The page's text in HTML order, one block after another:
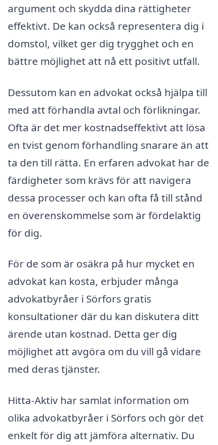
argument och skydda dina rättigheter
effektivt. De kan också representera dig i
domstol, vilket ger dig trygghet och en
bättre möjlighet att nå ett positivt utfall.
Dessutom kan en advokat också hjälpa till
med att förhandla avtal och förlikningar.
Ofta är det mer kostnadseffektivt att lösa
en tvist genom förhandling snarare än att
ta den till rätta. En erfaren advokat har de
färdigheter som krävs för att navigera
dessa processer och kan ofta få till stånd
en överenskommelse som är fördelaktig
för dig.
För de som är osäkra på hur mycket en
advokat kan kosta, erbjuder många
advokatbyråer i Sörfors gratis
konsultationer där du kan diskutera ditt
ärende utan kostnad. Detta ger dig
möjlighet att avgöra om du vill gå vidare
med deras tjänster.
Hitta-Aktiv har samlat information om
olika advokatbyråer i Sörfors och gör det
enkelt för dig att jämföra alternativ. Du